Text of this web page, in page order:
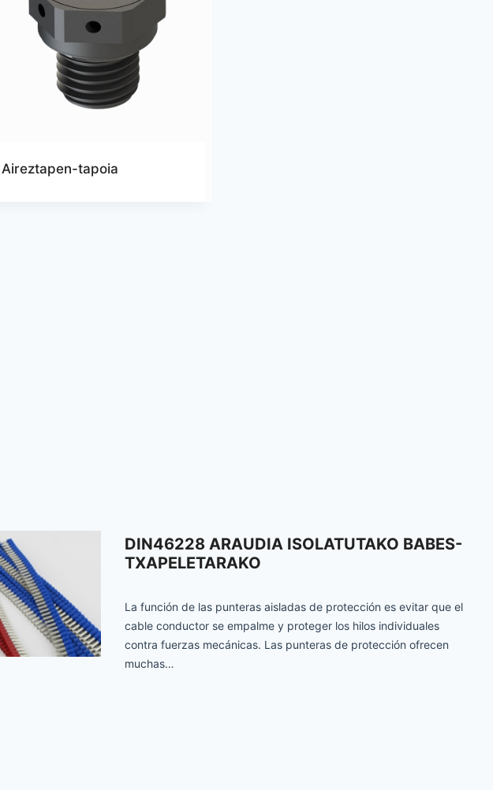
Aireztapen-tapoia
DIN46228 ARAUDIA ISOLATUTAKO BABES-
TXAPELETARAKO
La función de las punteras aisladas de protección es evitar que el
cable conductor se empalme y proteger los hilos individuales
contra fuerzas mecánicas. Las punteras de protección ofrecen
muchas…